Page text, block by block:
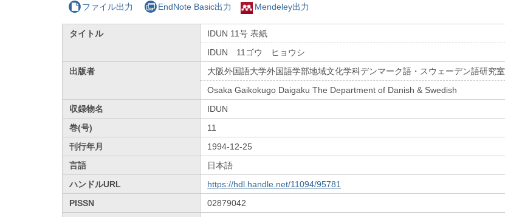
ファイル出力 EndNote Basic出力 Mendeley出力
タイトル
IDUN 11号 表紙
IDUN 11ゴウ ヒョウシ
出版者
大阪外国語大学外国語学部地域文化学科デンマーク語・スウェーデン語研究室
Osaka Gaikokugo Daigaku The Department of Danish & Swedish
収録物名
IDUN
巻(号)
11
刊行年月
1994-12-25
言語
日本語
ハンドルURL
https://hdl.handle.net/11094/95781
PISSN
02879042